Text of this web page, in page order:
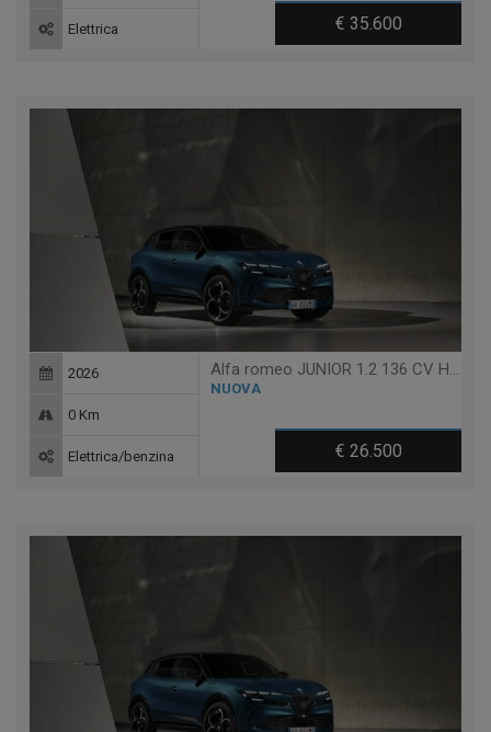
€ 35.600
Elettrica
Alfa romeo JUNIOR 1.2 136 CV HYBRID EDCT6 SPECIALE
NUOVA
€ 26.500
2026
0 Km
Elettrica/benzina